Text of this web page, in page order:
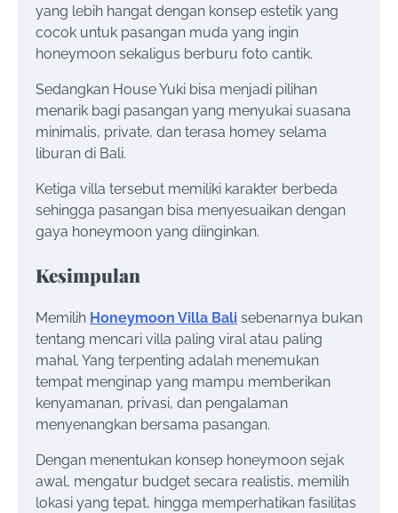
yang lebih hangat dengan konsep estetik yang
cocok untuk pasangan muda yang ingin
honeymoon sekaligus berburu foto cantik.
Sedangkan House Yuki bisa menjadi pilihan
menarik bagi pasangan yang menyukai suasana
minimalis, private, dan terasa homey selama
liburan di Bali.
Ketiga villa tersebut memiliki karakter berbeda
sehingga pasangan bisa menyesuaikan dengan
gaya honeymoon yang diinginkan.
Kesimpulan
Memilih Honeymoon Villa Bali sebenarnya bukan
tentang mencari villa paling viral atau paling
mahal. Yang terpenting adalah menemukan
tempat menginap yang mampu memberikan
kenyamanan, privasi, dan pengalaman
menyenangkan bersama pasangan.
Dengan menentukan konsep honeymoon sejak
awal, mengatur budget secara realistis, memilih
lokasi yang tepat, hingga memperhatikan fasilitas